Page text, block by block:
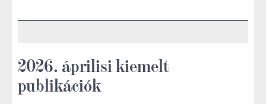
2026. áprilisi kiemelt
publikációk